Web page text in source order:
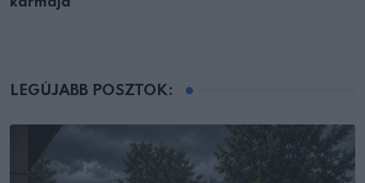
LEGÚJABB POSZTOK: